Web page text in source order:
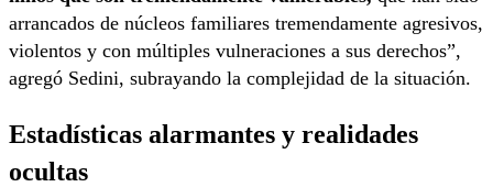
arrancados de núcleos familiares tremendamente agresivos,
violentos y con múltiples vulneraciones a sus derechos”,
agregó Sedini, subrayando la complejidad de la situación.
Estadísticas alarmantes y realidades
ocultas